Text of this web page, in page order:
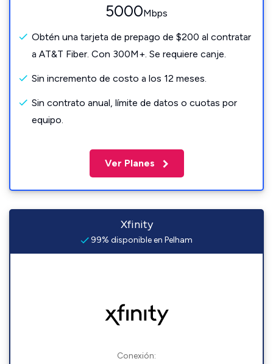
5000Mbps
Obtén una tarjeta de prepago de $200 al contratar
a AT&T Fiber. Con 300M+. Se requiere canje.
Sin incremento de costo a los 12 meses.
Sin contrato anual, límite de datos o cuotas por
equipo.
Ver Planes
Xfinity
99% disponible en Pelham
Conexión: